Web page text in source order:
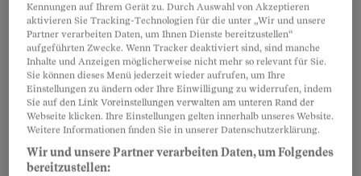
Anrede
Herr
Frau
Nicht angeben
Kennungen auf Ihrem Gerät zu. Durch Auswahl von Akzeptieren
aktivieren Sie Tracking-Technologien für die unter „Wir und unsere
Partner verarbeiten Daten, um Ihnen Dienste bereitzustellen“
aufgeführten Zwecke. Wenn Tracker deaktiviert sind, sind manche
Inhalte und Anzeigen möglicherweise nicht mehr so relevant für Sie.
Sie können dieses Menü jederzeit wieder aufrufen, um Ihre
Einstellungen zu ändern oder Ihre Einwilligung zu widerrufen, indem
Sie auf den Link Voreinstellungen verwalten am unteren Rand der
Webseite klicken. Ihre Einstellungen gelten innerhalb unseres Website.
Weitere Informationen finden Sie in unserer Datenschutzerklärung.
Wir und unsere Partner verarbeiten Daten, um Folgendes
bereitzustellen: